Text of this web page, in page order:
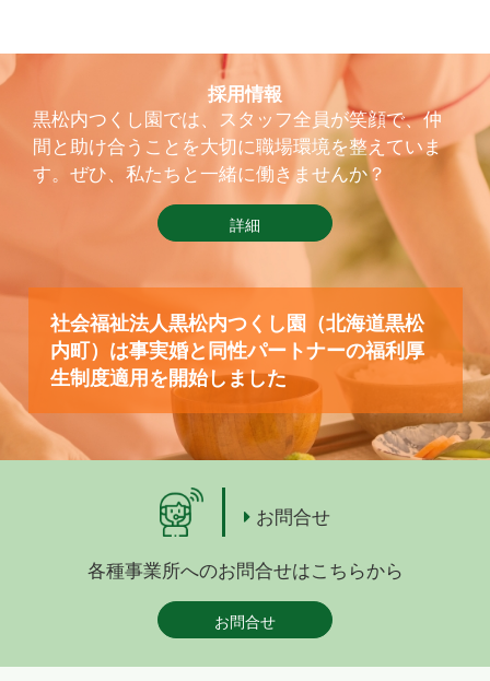
採用情報
黒松内つくし園では、スタッフ全員が笑顔で、仲
間と助け合うことを大切に職場環境を整えていま
す。ぜひ、私たちと一緒に働きませんか？
詳細
社会福祉法人黒松内つくし園（北海道黒松
内町）は事実婚と同性パートナーの福利厚
生制度適用を開始しました
お問合せ
各種事業所へのお問合せはこちらから
お問合せ